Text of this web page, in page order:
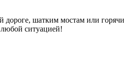
дороге, шатким мостам или
любой ситуацией!